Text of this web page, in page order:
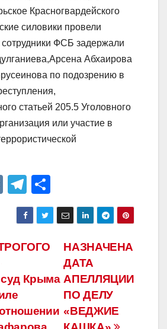
Красногвардейского
силовики провели
ФСБ задержали
Абхаирова
по подозрению в
статьей 205.5 Уголовного
или участие в
V
T
el
e
gr
m
тп
р
и
ть
НАЗНАЧЕНА
ДАТА
АПЕЛЛЯЦИИ
ПО ДЕЛУ
«ВЕДЖИЕ
Крыма